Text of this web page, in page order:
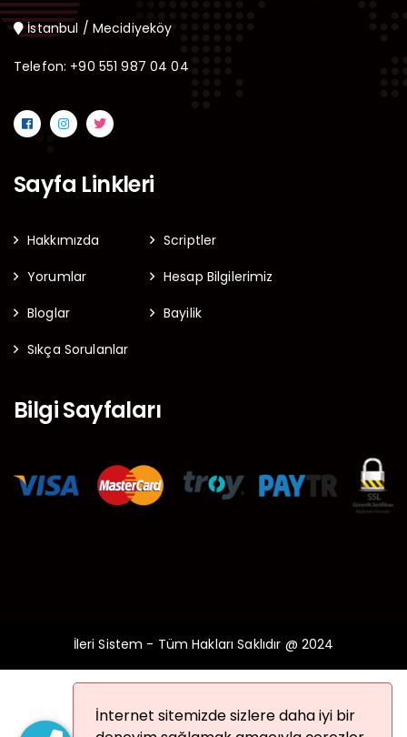
İnternet sitemizde sizlere daha iyi bir
İstanbul / Mecidiyeköy
Telefon: +90 551 987 04 04
Sayfa Linkleri
Hakkımızda
Scriptler
Yorumlar
Hesap Bilgilerimiz
Bloglar
Bayilik
Sıkça Sorulanlar
Bilgi Sayfaları
İleri Sistem - Tüm Hakları Saklıdır @ 2024